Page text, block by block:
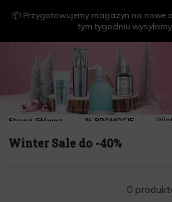
📦 Przygotowujemy magazyn na nowe
tym tygodniu
Strona Główna % PROMOCJE
Winter Sale do -40%
0